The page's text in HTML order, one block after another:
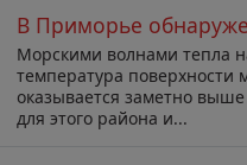
В Приморье
Морскими волнами тепла
температура поверхности
оказывается заметно
для этого района и...